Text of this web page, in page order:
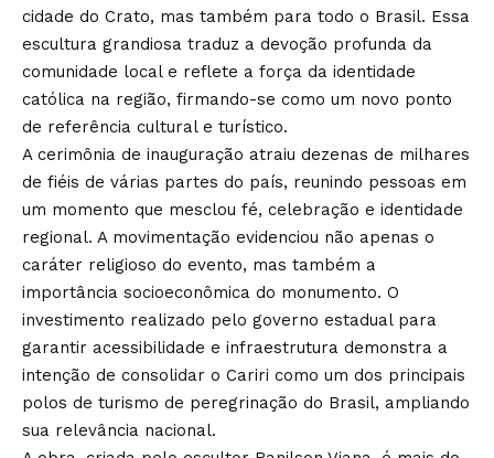
cidade do Crato, mas também para todo o Brasil. Essa
escultura grandiosa traduz a devoção profunda da
comunidade local e reflete a força da identidade
católica na região, firmando-se como um novo ponto
de referência cultural e turístico.
A cerimônia de inauguração atraiu dezenas de milhares
de fiéis de várias partes do país, reunindo pessoas em
um momento que mesclou fé, celebração e identidade
regional. A movimentação evidenciou não apenas o
caráter religioso do evento, mas também a
importância socioeconômica do monumento. O
investimento realizado pelo governo estadual para
garantir acessibilidade e infraestrutura demonstra a
intenção de consolidar o Cariri como um dos principais
polos de turismo de peregrinação do Brasil, ampliando
sua relevância nacional.